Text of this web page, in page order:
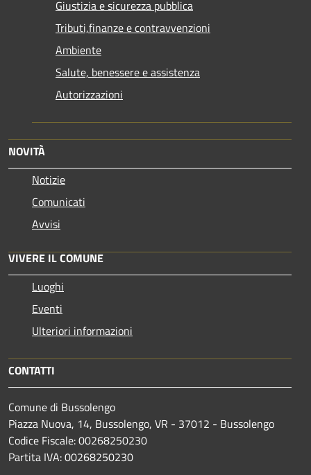
Giustizia e sicurezza pubblica
Tributi,finanze e contravvenzioni
Ambiente
Salute, benessere e assistenza
Autorizzazioni
NOVITÀ
Notizie
Comunicati
Avvisi
VIVERE IL COMUNE
Luoghi
Eventi
Ulteriori informazioni
CONTATTI
Comune di Bussolengo
Piazza Nuova, 14, Bussolengo, VR - 37012 - Bussolengo
Codice Fiscale: 00268250230
Partita IVA: 00268250230